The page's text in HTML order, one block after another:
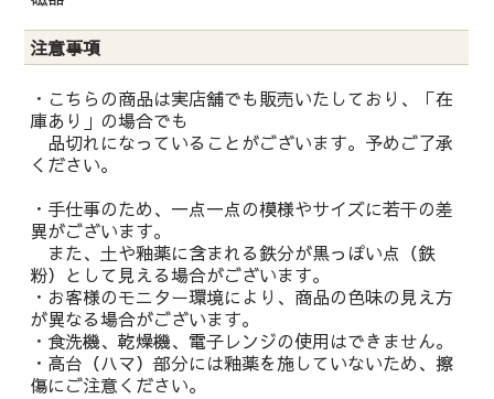
注意事項
・こちらの商品は実店舗でも販売いたしており、「在
庫あり」の場合でも
品切れになっていることがございます。予めご了承
ください。
・手仕事のため、一点一点の模様やサイズに若干の差
異がございます。
また、土や釉薬に含まれる鉄分が黒っぽい点（鉄
粉）として見える場合がございます。
・お客様のモニター環境により、商品の色味の見え方
が異なる場合がございます。
・食洗機、乾燥機、電子レンジの使用はできません。
・高台（ハマ）部分には釉薬を施していないため、擦
傷にご注意ください。